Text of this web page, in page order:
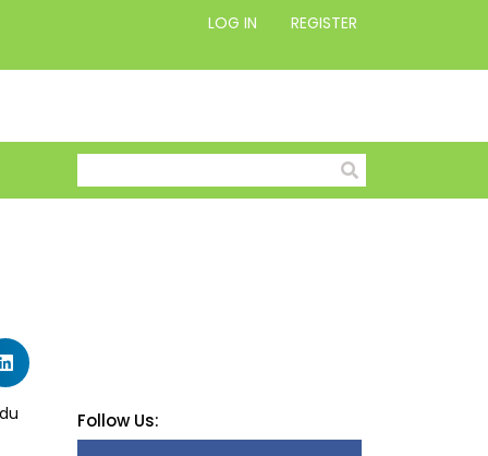
LOG IN REGISTER
Follow Us: